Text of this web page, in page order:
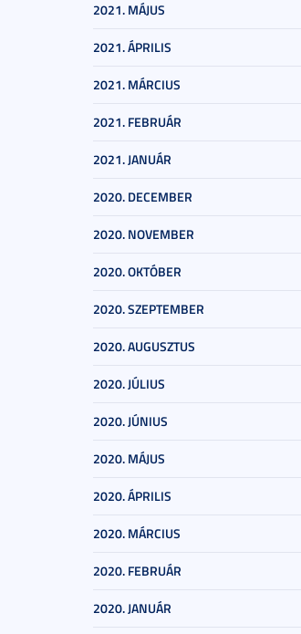
2021. MÁJUS
2021. ÁPRILIS
2021. MÁRCIUS
2021. FEBRUÁR
2021. JANUÁR
2020. DECEMBER
2020. NOVEMBER
2020. OKTÓBER
2020. SZEPTEMBER
2020. AUGUSZTUS
2020. JÚLIUS
2020. JÚNIUS
2020. MÁJUS
2020. ÁPRILIS
2020. MÁRCIUS
2020. FEBRUÁR
2020. JANUÁR